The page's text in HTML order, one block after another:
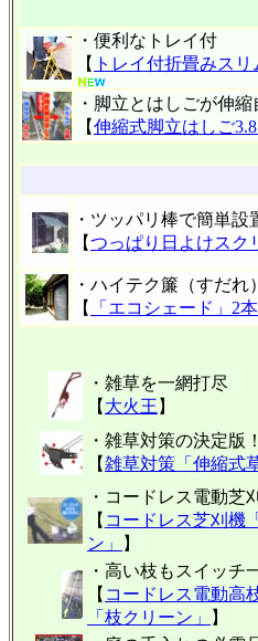
・便利なトレイ付
【 トレイ付折畳みス
・脚立とはしごが伸縮
【伸縮式脚立はしご
・ツッパリ棒で簡単設
【つっぱり日よけスク
・ハイテク簾（すだれ）
【
「エコシェード」2
・雑草を一網打尽
【 大火王 】
・雑草対策の決定版！
【雑草対策「伸縮式
・コードレス電動芝
【 コードレス芝刈機
ン」
】
・高い枝もスイッチ
【 コードレス電動高
「枝クリーン」
】